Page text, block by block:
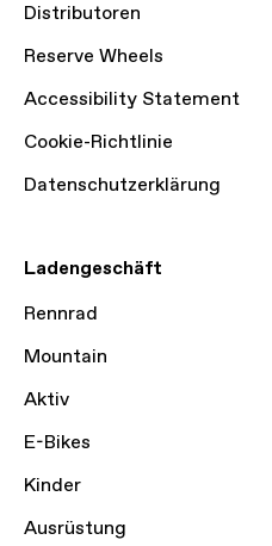
Distributoren
Reserve Wheels
Accessibility Statement
Cookie-Richtlinie
Datenschutzerklärung
Ladengeschäft
Rennrad
Mountain
Aktiv
E-Bikes
Kinder
Ausrüstung